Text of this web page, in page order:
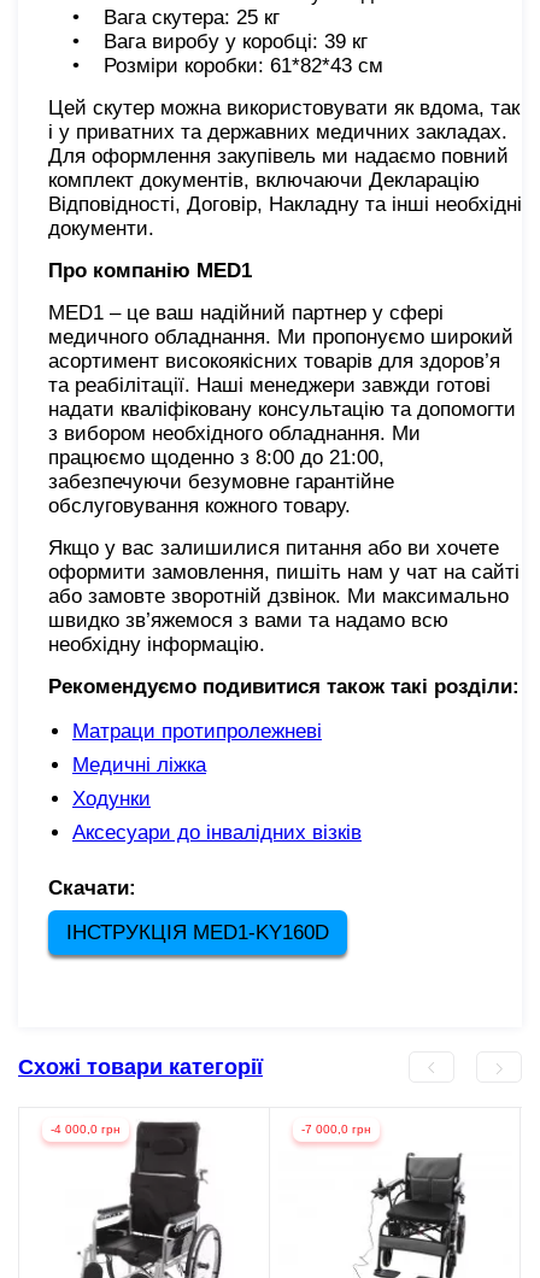
• Вага скутера: 25 кг
• Вага виробу у коробці: 39 кг
• Розміри коробки: 61*82*43 см
Цей скутер можна використовувати як вдома, так
і у приватних та державних медичних закладах.
Для оформлення закупівель ми надаємо повний
комплект документів, включаючи Декларацію
Відповідності, Договір, Накладну та інші необхідні
документи.
Про компанію MED1
MED1 – це ваш надійний партнер у сфері
медичного обладнання. Ми пропонуємо широкий
асортимент високоякісних товарів для здоров’я
та реабілітації. Наші менеджери завжди готові
надати кваліфіковану консультацію та допомогти
з вибором необхідного обладнання. Ми
працюємо щоденно з 8:00 до 21:00,
забезпечуючи безумовне гарантійне
обслуговування кожного товару.
Якщо у вас залишилися питання або ви хочете
оформити замовлення, пишіть нам у чат на сайті
або замовте зворотній дзвінок. Ми максимально
швидко зв’яжемося з вами та надамо всю
необхідну інформацію.
Рекомендуємо подивитися також такі розділи:
Матраци протипролежневі
Медичні ліжка
Ходунки
Аксесуари до інвалідних візків
Скачати:
ІНСТРУКЦІЯ MED1-KY160D
Схожі товари категорії
-4 000,0 грн -7 000,0 грн